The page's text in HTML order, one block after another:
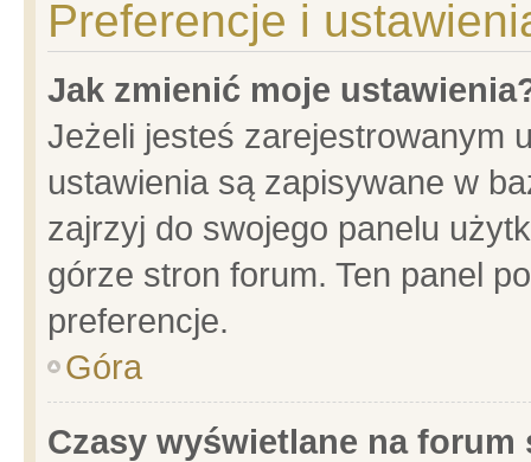
Preferencje i
Jak zmienić moje
Jeżeli jesteś zarejestrowanym
ustawienia są zapisywane w
zajrzyj do swojego panelu
górze stron forum. Ten panel
preferencje.
Góra
Czasy wyświetlane na forum